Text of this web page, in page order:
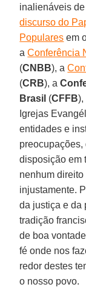
inalienáveis
discurso do
Populares em
aConferência
(CNBB), a
(CRB), a
Brasil (CFFB),
Igrejas
entidades e
preocupações,
disposição em
nenhum
injustamente.
da justiça e da
tradição
de boa
fé onde nos
redor destes
o nosso povo.